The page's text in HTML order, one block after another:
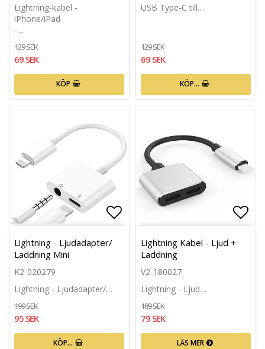
Lightning-kabel -
iPhone/iPad
-…
129 SEK
69 SEK
KÖP
USB Type-C till…
129 SEK
69 SEK
KÖP…
Lägg till i favoritlistan
Lightning - Ljudadapter/
Laddning Mini
K2-020279
Lightning - Ljudadapter/…
199 SEK
95 SEK
KÖP…
Lightning Kabel - Ljud +
Laddning
V2-180027
Lightning - Ljud…
189 SEK
79 SEK
LÄS MER